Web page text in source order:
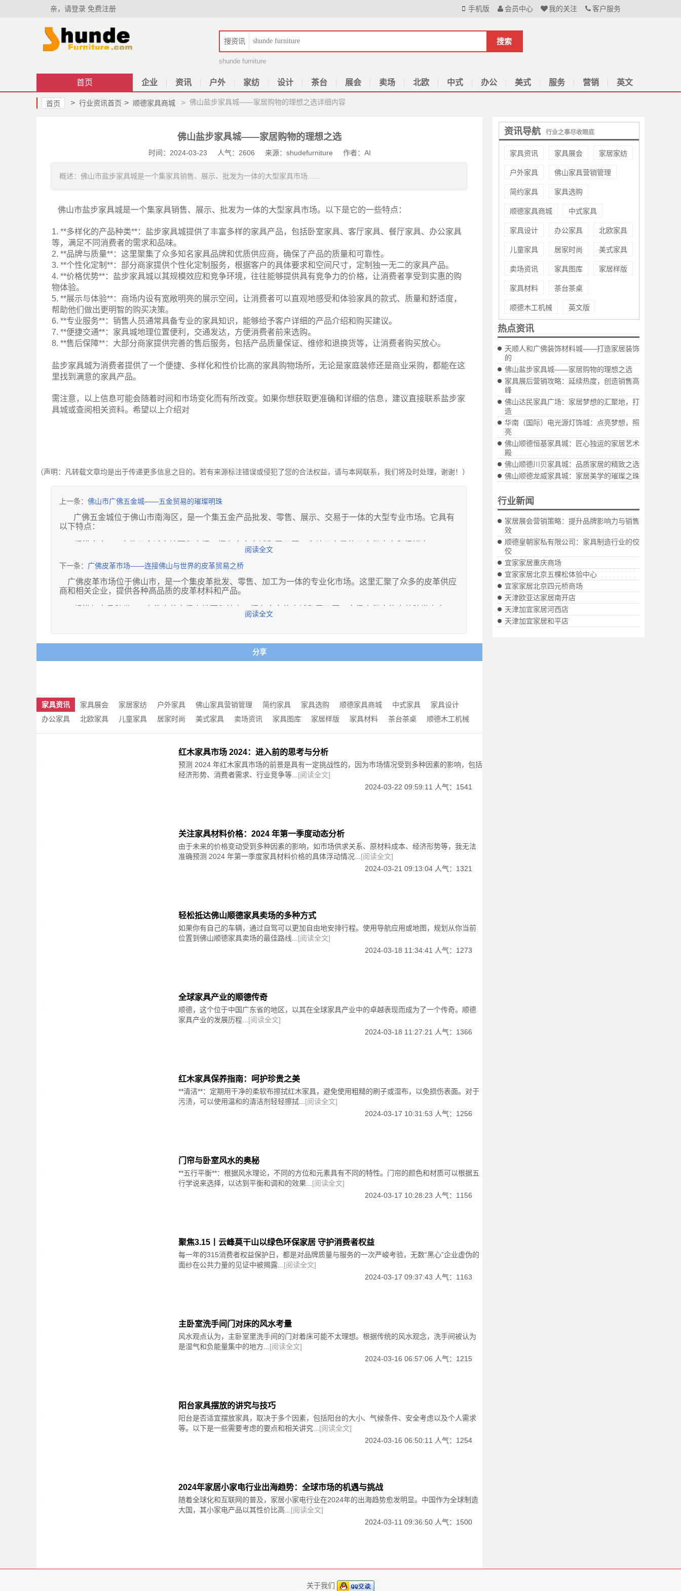
亲，请登录 免费注册 手机版 会员中心 我的关注 客户服务
搜资讯 搜索
shunde furniture
首页 企业 资讯 户外 家纺 设计 茶台 展会 卖场 北欧 中式 办公 美式 服务 营销 英文
首页 > 行业资讯首页 > 顺德家具商城 > 佛山盐步家具城——家居购物的理想之选详细内容
资讯导航 行业之事尽收眼底
家具资讯 家具展会 家居家纺
户外家具 佛山家具营销管理
简约家具 家具选购
顺德家具商城 中式家具
家具设计 办公家具 北欧家具
儿童家具 居家时尚 美式家具
卖场资讯 家具图库 家居样版
家具材料 茶台茶桌
顺德木工机械 英文版
热点资讯
天顺人和广佛装饰材料城——打造家居装饰
的
佛山盐步家具城——家居购物的理想之选
家具展后营销攻略：延续热度，创造销售高
峰
佛山达民家具广场：家居梦想的汇聚地，打
造
华南（国际）电光源灯饰城：点亮梦想，照
亮
佛山顺德恒基家具城：匠心独运的家居艺术
殿
佛山顺德川贝家具城：品质家居的精致之选
佛山顺德龙威家具城：家居美学的璀璨之珠
行业新闻
家居展会营销策略：提升品牌影响力与销售
效
顺德皇朝家私有限公司：家具制造行业的佼
佼
宜家家居重庆商场
宜家家居北京五棵松体验中心
宜家家居北京四元桥商场
天津欧亚达家居南开店
天津加宜家居河西店
天津加宜家居和平店
佛山盐步家具城——家居购物的理想之选
时间：2024-03-23 人气：2606 来源：shudefurniture 作者：AI
概述：佛山市盐步家具城是一个集家具销售、展示、批发为一体的大型家具市场......
佛山市盐步家具城是一个集家具销售、展示、批发为一体的大型家具市场。以下是它的一些特点：
1. **多样化的产品种类**：盐步家具城提供了丰富多样的家具产品，包括卧室家具、客厅家具、餐厅家具、办公家具
等，满足不同消费者的需求和品味。
2. **品牌与质量**：这里聚集了众多知名家具品牌和优质供应商，确保了产品的质量和可靠性。
3. **个性化定制**：部分商家提供个性化定制服务，根据客户的具体要求和空间尺寸，定制独一无二的家具产品。
4. **价格优势**：盐步家具城以其规模效应和竞争环境，往往能够提供具有竞争力的价格，让消费者享受到实惠的购
物体验。
5. **展示与体验**：商场内设有宽敞明亮的展示空间，让消费者可以直观地感受和体验家具的款式、质量和舒适度，
帮助他们做出更明智的购买决策。
6. **专业服务**：销售人员通常具备专业的家具知识，能够给予客户详细的产品介绍和购买建议。
7. **便捷交通**：家具城地理位置便利，交通发达，方便消费者前来选购。
8. **售后保障**：大部分商家提供完善的售后服务，包括产品质量保证、维修和退换货等，让消费者购买放心。
盐步家具城为消费者提供了一个便捷、多样化和性价比高的家具购物场所，无论是家庭装修还是商业采购，都能在这
里找到满意的家具产品。
需注意，以上信息可能会随着时间和市场变化而有所改变。如果你想获取更准确和详细的信息，建议直接联系盐步家
具城或查阅相关资料。希望以上介绍对
（声明：凡转载文章均是出于传递更多信息之目的。若有来源标注错误或侵犯了您的合法权益，请与本网联系，我们将及时处理，谢谢！）
上一条： 佛山市广佛五金城——五金贸易的璀璨明珠
广佛五金城位于佛山市南海区，是一个集五金产品批发、零售、展示、交易于一体的大型专业市场。它具有
以下特点：
1. **规模宏大**：广佛五金城占地面积广阔，拥有众多商铺和展示厅，容纳了大量的五金供应商和经销商。
2. **产品种类丰富**：这里汇聚了各种五金产品，包括工具、紧固件、机械零部件、建筑五金、电器五金等，满
足不同行业和需求的客户。
3. **品牌汇聚**：许多知名五金品牌在广佛五金城设有门店或代理权，保证了产品的质量和信誉。
4. **批发与零售并重**：无论是批发商还是个人消费者，都可以在这里找到合适的五金产品，并享受相应的价格
优惠。
6. **便捷交通**：广佛五金城地理位置优越，交通便利，周边有完善的道路网络和公交设施，方便货物的运输和
8. **完善的配套设施**：广佛五金城周边配备了仓储、物流、餐饮、住宿等配套设施，为商家和客户提供便利的
以上内容仅供参考，具体情况可能会随着市场发展而有所变化。如果需要更详细和准确的信息，建议直接联系广
佛五金城或相关部门进行了解。
阅读全文
下一条： 广佛皮革市场——连接佛山与世界的皮革贸易之桥
广佛皮革市场位于佛山市，是一个集皮革批发、零售、加工为一体的专业化市场。这里汇聚了众多的皮革供应
商和相关企业，提供各种高品质的皮革材料和产品。
1. **规模与产品种类**：广佛皮革市场占地面积较大，拥有众多的商铺和展示厅。市场内供应的皮革种类丰富，
包括牛皮、羊皮、猪皮等天然皮革，以及各种人造革和合成革。无论是用于服装、箱包、鞋类还是家居饰品等领
里设有门店，展示其最新的产品和设计。
3. **加工与定制服务**：除了皮革销售，市场还提供皮革加工和定制服务。客户可以根据自己的需求，定制各种
皮革制品，满足个性化的设计要求。
6. **行业信息与趋势**：市场也是皮革行业信息的交流中心，通过与供应商、客户和行业专家的互动，能够了解
到最新的皮革流行趋势、技术创新和市场动态。
7. **配套设施完善**：市场周边配套设施齐全，包括物流、仓储、设计工作室等，为皮革企业提供了便捷的一站
广佛皮革市场以其丰富的产品资源、专业的服务和良好的商业环境，成为了佛山市皮革行业的重要聚集地和交易
平台。无论是供应商还是采购商，都能在这里获得满足其需求的皮革产品和商机。
如果你还有其他关于广佛皮革市场或相关内容的问题，欢迎继续提问。
阅读全文
分享
家具资讯 家具展会 家居家纺 户外家具 佛山家具营销管理 简约家具 家具选购 顺德家具商城 中式家具
家具设计
办公家具
北欧家具 儿童家具 居家时尚 美式家具 卖场资讯 家具图库 家居样版 家具材料 茶台茶桌 顺德木工机械
红木家具市场 2024：进入前的思考与分析
预测 2024 年红木家具市场的前景是具有一定挑战性的，因为市场情况受到多种因素的影响，包括
经济形势、消费者需求、行业竞争等... [阅读全文]
2024-03-22 09:59:11 人气：1541
关注家具材料价格：2024 年第一季度动态分析
由于未来的价格变动受到多种因素的影响，如市场供求关系、原材料成本、经济形势等，我无法
准确预测 2024 年第一季度家具材料价格的具体浮动情况... [阅读全文]
2024-03-21 09:13:04 人气：1321
轻松抵达佛山顺德家具卖场的多种方式
如果你有自己的车辆，通过自驾可以更加自由地安排行程。使用导航应用或地图，规划从你当前
位置到佛山顺德家具卖场的最佳路线... [阅读全文]
2024-03-18 11:34:41 人气：1273
全球家具产业的顺德传奇
顺德，这个位于中国广东省的地区，以其在全球家具产业中的卓越表现而成为了一个传奇。顺德
家具产业的发展历程... [阅读全文]
2024-03-18 11:27:21 人气：1366
红木家具保养指南：呵护珍贵之美
**清洁**：定期用干净的柔软布擦拭红木家具，避免使用粗糙的刷子或湿布，以免损伤表面。对于
污渍，可以使用温和的清洁剂轻轻擦拭... [阅读全文]
2024-03-17 10:31:53 人气：1256
门帘与卧室风水的奥秘
**五行平衡**：根据风水理论，不同的方位和元素具有不同的特性。门帘的颜色和材质可以根据五
行学说来选择，以达到平衡和调和的效果... [阅读全文]
2024-03-17 10:28:23 人气：1156
聚焦3.15丨云峰莫干山以绿色环保家居 守护消费者权益
每一年的315消费者权益保护日，都是对品牌质量与服务的一次严峻考验，无数“黑心”企业虚伪的
面纱在公共力量的见证中被揭露... [阅读全文]
2024-03-17 09:37:43 人气：1163
主卧室洗手间门对床的风水考量
风水观点认为，主卧室里洗手间的门对着床可能不太理想。根据传统的风水观念，洗手间被认为
是湿气和负能量集中的地方... [阅读全文]
2024-03-16 06:57:06 人气：1215
阳台家具摆放的讲究与技巧
阳台是否适宜摆放家具，取决于多个因素，包括阳台的大小、气候条件、安全考虑以及个人需求
等。以下是一些需要考虑的要点和相关讲究... [阅读全文]
2024-03-16 06:50:11 人气：1254
2024年家居小家电行业出海趋势：全球市场的机遇与挑战
随着全球化和互联网的普及，家居小家电行业在2024年的出海趋势愈发明显。中国作为全球制造
大国，其小家电产品以其性价比高... [阅读全文]
2024-03-11 09:36:50 人气：1500
关于我们